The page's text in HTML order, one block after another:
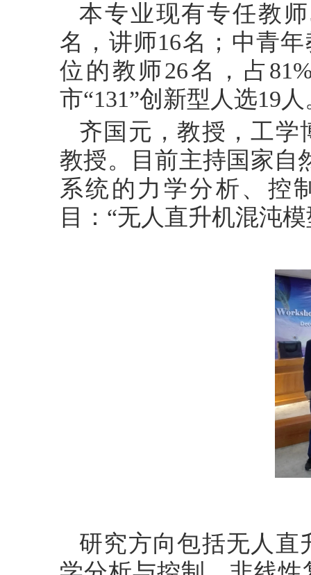
本专业现有专任教师
名，讲师16名；中青
位的教师26名，占
市“131”创新型人选19人
齐国元，教授，工学
教授。目前主持国家自
系统的力学分析、控
目：“无人直升机混沌
研究方向包括无人直